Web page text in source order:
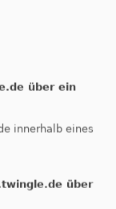
über ein
innerhalb eines
über